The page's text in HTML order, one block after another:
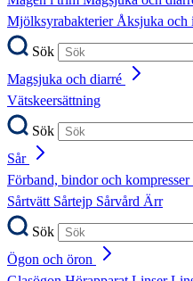
MjölksyrabakterierÅksjuka och
Sök
Magsjuka och diarré
Vätskeersättning
Sök
Sår
Förband, bindor och kompresser
Sårtvätt Sårtejp Sårvård Ärr
Sök
Ögon och öron